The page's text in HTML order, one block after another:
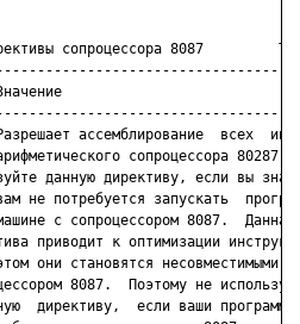
сопроцессора 8087
ассемблирование  всех
сопроцессора 80287.
данную директиву, если вы
не потребуется запускать
с сопроцессором 8087.  Данная
приводит к оптимизации
они становятся несовместимыми с
8087.  Поэтому не
директиву,  если ваши программы